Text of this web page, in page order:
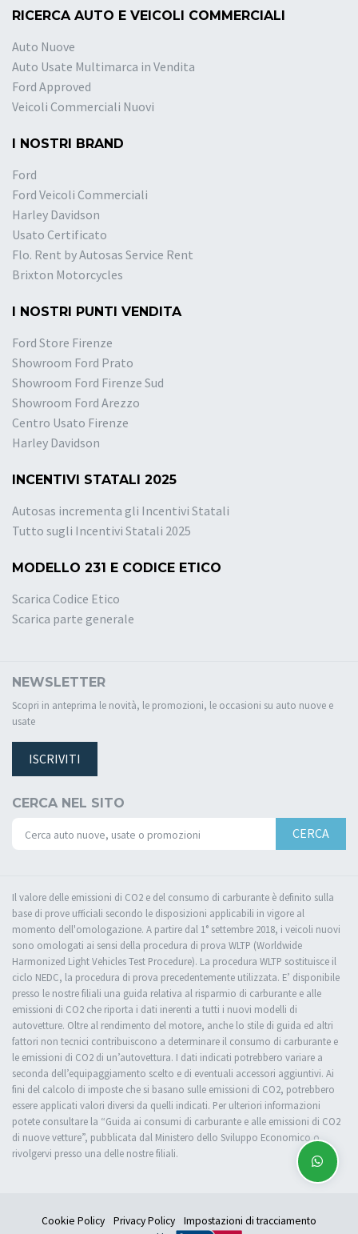
RICERCA AUTO E VEICOLI COMMERCIALI
Auto Nuove
Auto Usate Multimarca in Vendita
Ford Approved
Veicoli Commerciali Nuovi
I NOSTRI BRAND
Ford
Ford Veicoli Commerciali
Harley Davidson
Usato Certificato
Flo. Rent by Autosas Service Rent
Brixton Motorcycles
I NOSTRI PUNTI VENDITA
Ford Store Firenze
Showroom Ford Prato
Showroom Ford Firenze Sud
Showroom Ford Arezzo
Centro Usato Firenze
Harley Davidson
INCENTIVI STATALI 2025
Autosas incrementa gli Incentivi Statali
Tutto sugli Incentivi Statali 2025
MODELLO 231 E CODICE ETICO
Scarica Codice Etico
Scarica parte generale
NEWSLETTER
Scopri in anteprima le novità, le promozioni, le occasioni su auto nuove e
usate
ISCRIVITI
CERCA NEL SITO
CERCA
Il valore delle emissioni di CO2 e del consumo di carburante è definito sulla
base di prove ufficiali secondo le disposizioni applicabili in vigore al
momento dell'omologazione. A partire dal 1° settembre 2018, i veicoli nuovi
sono omologati ai sensi della procedura di prova WLTP (Worldwide
Harmonized Light Vehicles Test Procedure). La procedura WLTP sostituisce il
ciclo NEDC, la procedura di prova precedentemente utilizzata. E’ disponibile
presso le nostre filiali una guida relativa al risparmio di carburante e alle
emissioni di CO2 che riporta i dati inerenti a tutti i nuovi modelli di
autovetture. Oltre al rendimento del motore, anche lo stile di guida ed altri
fattori non tecnici contribuiscono a determinare il consumo di carburante e
le emissioni di CO2 di un’autovettura. I dati indicati potrebbero variare a
seconda dell’equipaggiamento scelto e di eventuali accessori aggiuntivi. Ai
fini del calcolo di imposte che si basano sulle emissioni di CO2, potrebbero
essere applicati valori diversi da quelli indicati. Per ulteriori informazioni
potete consultare la “Guida ai consumi di carburante e alle emissioni di CO2
di nuove vetture”, pubblicata dal Ministero dello Sviluppo Economico o
rivolgervi presso una delle nostre filiali.
Cookie Policy Privacy Policy
Impostazioni di tracciamento